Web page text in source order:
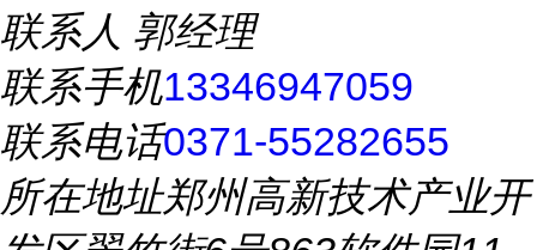
联系人 郭经理
联系手机13346947059
联系电话0371-55282655
所在地址郑州高新技术产业开